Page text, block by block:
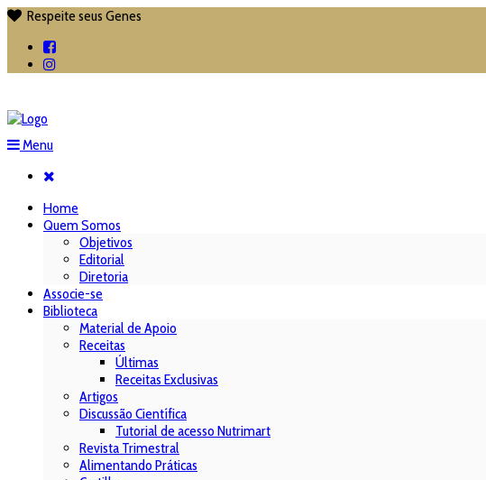
 Respeite seus Genes
Menu
Home
Quem Somos
Objetivos
Editorial
Diretoria
Associe-se
Biblioteca
Material de Apoio
Receitas
Últimas
Receitas Exclusivas
Artigos
Discussão Científica
Tutorial de acesso Nutrimart
Revista Trimestral
Alimentando Práticas